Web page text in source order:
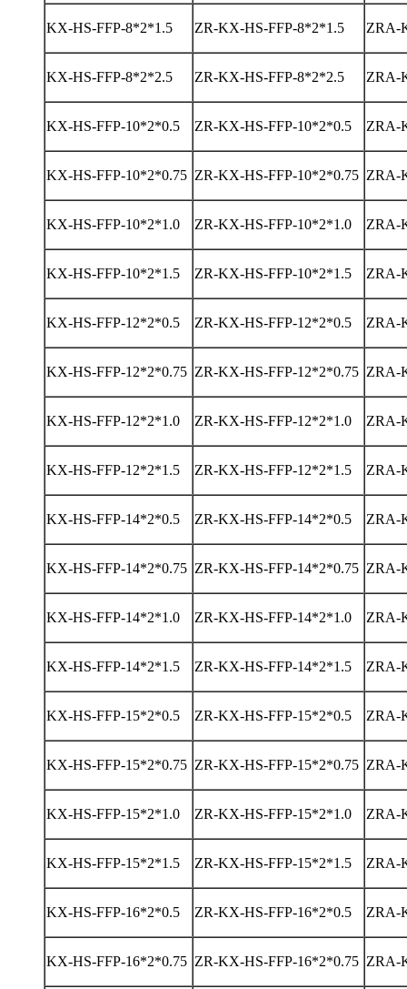
KX-HS-FFP-8*2*1.5 ZR-KX-HS-FFP-8*2*1.5 ZRA-
KX-HS-FFP-8*2*2.5 ZR-KX-HS-FFP-8*2*2.5 ZRA-
KX-HS-FFP-10*2*0.5 ZR-KX-HS-FFP-10*2*0.5 ZRA-
KX-HS-FFP-10*2*0.75 ZR-KX-HS-FFP-10*2*0.75 ZRA-
KX-HS-FFP-10*2*1.0 ZR-KX-HS-FFP-10*2*1.0 ZRA-
KX-HS-FFP-10*2*1.5 ZR-KX-HS-FFP-10*2*1.5 ZRA-
KX-HS-FFP-12*2*0.5 ZR-KX-HS-FFP-12*2*0.5 ZRA-
KX-HS-FFP-12*2*0.75 ZR-KX-HS-FFP-12*2*0.75 ZRA-
KX-HS-FFP-12*2*1.0 ZR-KX-HS-FFP-12*2*1.0 ZRA-
KX-HS-FFP-12*2*1.5 ZR-KX-HS-FFP-12*2*1.5 ZRA-
KX-HS-FFP-14*2*0.5 ZR-KX-HS-FFP-14*2*0.5 ZRA-
KX-HS-FFP-14*2*0.75 ZR-KX-HS-FFP-14*2*0.75 ZRA-
KX-HS-FFP-14*2*1.0 ZR-KX-HS-FFP-14*2*1.0 ZRA-
KX-HS-FFP-14*2*1.5 ZR-KX-HS-FFP-14*2*1.5 ZRA-
KX-HS-FFP-15*2*0.5 ZR-KX-HS-FFP-15*2*0.5 ZRA-
KX-HS-FFP-15*2*0.75 ZR-KX-HS-FFP-15*2*0.75 ZRA-
KX-HS-FFP-15*2*1.0 ZR-KX-HS-FFP-15*2*1.0 ZRA-
KX-HS-FFP-15*2*1.5 ZR-KX-HS-FFP-15*2*1.5 ZRA-
KX-HS-FFP-16*2*0.5 ZR-KX-HS-FFP-16*2*0.5 ZRA-
KX-HS-FFP-16*2*0.75 ZR-KX-HS-FFP-16*2*0.75 ZRA-